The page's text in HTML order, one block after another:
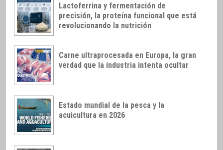
Lactoferrina y fermentación de
precisión, la proteína funcional que está
revolucionando la nutrición
Carne ultraprocesada en Europa, la gran
verdad que la industria intenta ocultar
Estado mundial de la pesca y la
acuicultura en 2026